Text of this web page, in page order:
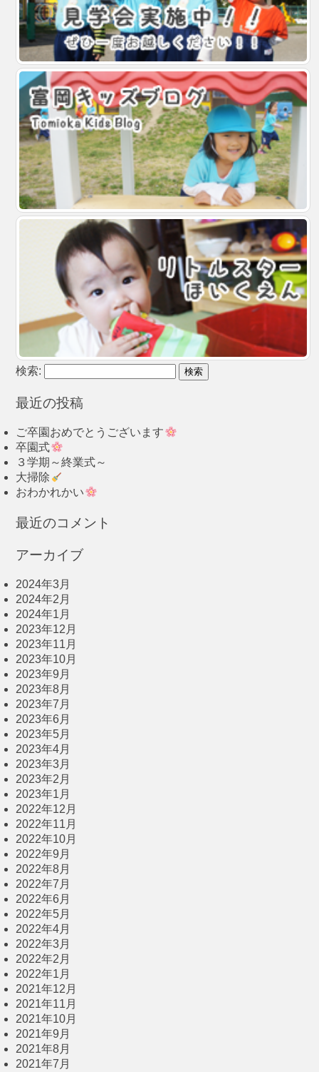
検索:
最近の投稿
ご卒園おめでとうございます
卒園式
３学期～終業式～
大掃除
おわかれかい
最近のコメント
アーカイブ
2024年3月
2024年2月
2024年1月
2023年12月
2023年11月
2023年10月
2023年9月
2023年8月
2023年7月
2023年6月
2023年5月
2023年4月
2023年3月
2023年2月
2023年1月
2022年12月
2022年11月
2022年10月
2022年9月
2022年8月
2022年7月
2022年6月
2022年5月
2022年4月
2022年3月
2022年2月
2022年1月
2021年12月
2021年11月
2021年10月
2021年9月
2021年8月
2021年7月